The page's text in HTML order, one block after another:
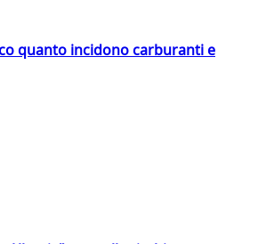
quanto incidono carburanti e